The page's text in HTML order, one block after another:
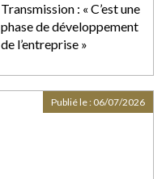
Transmission : « C’est une
phase de développement
de l’entreprise »
Publié le : 06/07/2026